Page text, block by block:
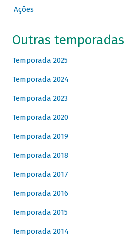
Ações
Outras temporadas
Temporada 2025
Temporada 2024
Temporada 2023
Temporada 2020
Temporada 2019
Temporada 2018
Temporada 2017
Temporada 2016
Temporada 2015
Temporada 2014